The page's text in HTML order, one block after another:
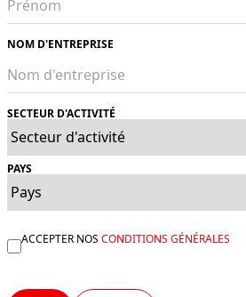
NOM D'ENTREPRISE
SECTEUR D'ACTIVITÉ
PAYS
ACCEPTER NOS CONDITIONS GÉNÉRALES